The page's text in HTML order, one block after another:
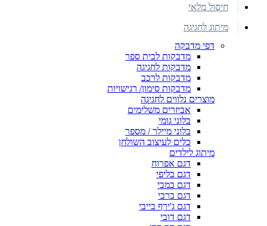
חיסול מלאי
מיתוג לחגיגה
דפי מדבקה
מדבקות לבית ספר
מדבקות לחגיגה
מדבקות לרכב
מדבקות סימון/ רגישויות
מוצרים נלווים לחגיגה
אביזרים משלימים
בלוני גומי
בלוני מיילר / מספר
כלים לעיצוב השולחן
מיתוג לילדים
דגם אפרוח
דגם בליפי
דגם במבי
דגם ברבי
דגם ג'ירף בייבי
דגם דובי